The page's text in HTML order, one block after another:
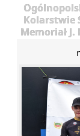
Kolarstwie
Memoriał